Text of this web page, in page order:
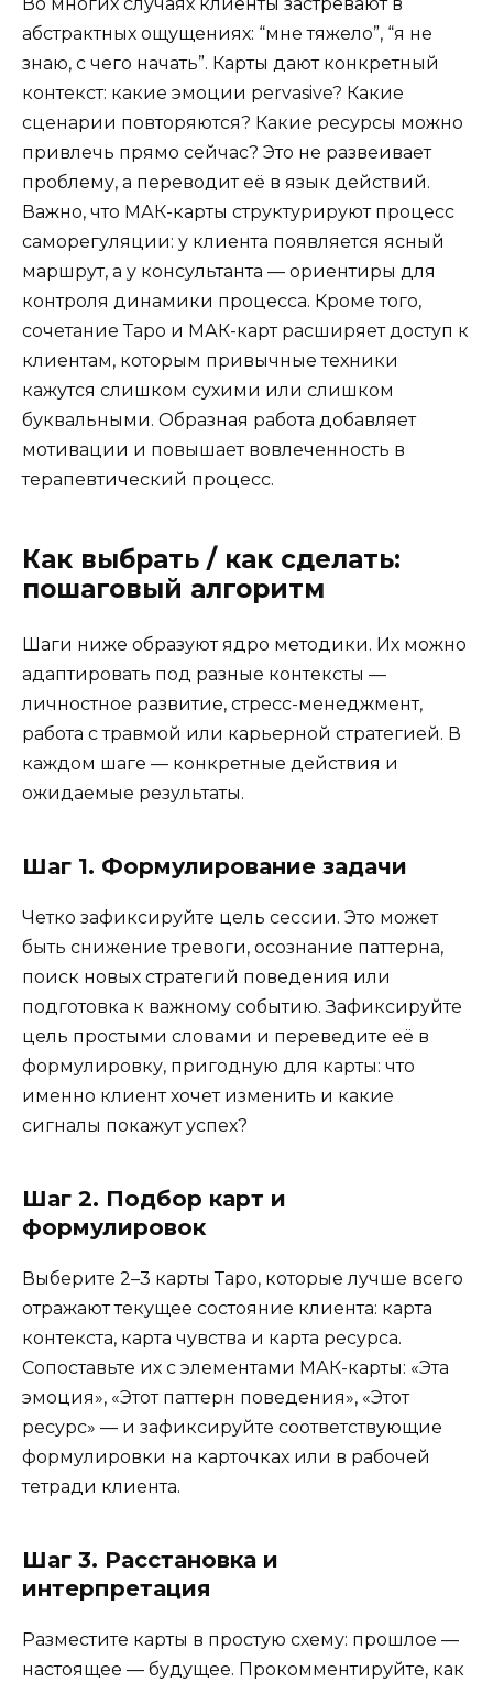
абстрактных ощущениях: “мне тяжело”, “я не
знаю, с чего начать”. Карты дают конкретный
контекст: какие эмоции pervasive? Какие
сценарии повторяются? Какие ресурсы можно
привлечь прямо сейчас? Это не развеивает
проблему, а переводит её в язык действий.
Важно, что МАК-карты структурируют процесс
саморегуляции: у клиента появляется ясный
маршрут, а у консультанта — ориентиры для
контроля динамики процесса. Кроме того,
сочетание Таро и МАК-карт расширяет доступ к
клиентам, которым привычные техники
кажутся слишком сухими или слишком
буквальными. Образная работа добавляет
мотивации и повышает вовлеченность в
терапевтический процесс.
Как выбрать / как сделать:
пошаговый алгоритм
Шаги ниже образуют ядро методики. Их можно
адаптировать под разные контексты —
личностное развитие, стресс-менеджмент,
работа с травмой или карьерной стратегией. В
каждом шаге — конкретные действия и
ожидаемые результаты.
Шаг 1. Формулирование задачи
Четко зафиксируйте цель сессии. Это может
быть снижение тревоги, осознание паттерна,
поиск новых стратегий поведения или
подготовка к важному событию. Зафиксируйте
цель простыми словами и переведите её в
формулировку, пригодную для карты: что
именно клиент хочет изменить и какие
сигналы покажут успех?
Шаг 2. Подбор карт и
формулировок
Выберите 2–3 карты Таро, которые лучше всего
отражают текущее состояние клиента: карта
контекста, карта чувства и карта ресурса.
Сопоставьте их с элементами МАК-карты: «Эта
эмоция», «Этот паттерн поведения», «Этот
ресурс» — и зафиксируйте соответствующие
формулировки на карточках или в рабочей
тетради клиента.
Шаг 3. Расстановка и
интерпретация
Разместите карты в простую схему: прошлое —
настоящее — будущее. Прокомментируйте, как